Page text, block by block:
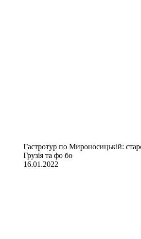
Гастротур по Мироносицькій:
Грузія та фо бо
16.01.2022